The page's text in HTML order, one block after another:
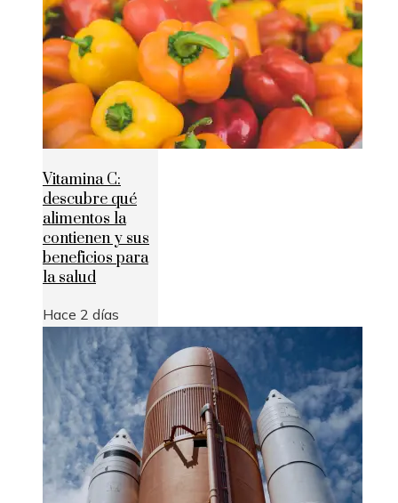
Vitamina C:
descubre qué
alimentos la
contienen y sus
beneficios para
la salud
Hace 2 días